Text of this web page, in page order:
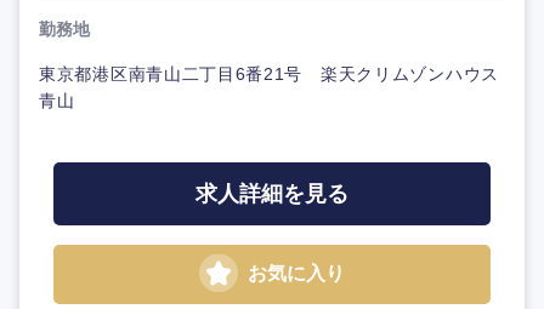
勤務地
東京都港区南青山二丁目6番21号 楽天クリムゾンハウス
青山
求人詳細を見る
お気に入り